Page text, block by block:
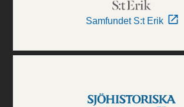
Samfundet S:t Erik